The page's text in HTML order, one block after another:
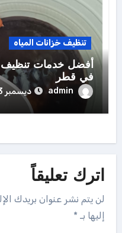
تنظيف خزانات المياه
أفضل خدمات تنظيف
في قطر
admin ديسمبر 3, 2024
اترك تعليقاً
لن يتم نشر عنوان بريدك
إليها بـ *